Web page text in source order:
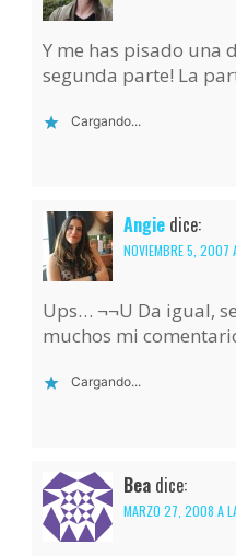
Y me has pisado una
segunda parte! La
Cargando...
Angie dice:
NOVIEMBRE 5, 2007
Ups… ¬¬U Da igual,
muchos mi
Cargando...
Bea dice:
MARZO 27, 2008 A